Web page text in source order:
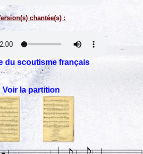
chantée(s) :
du scoutisme français
Voir la partition